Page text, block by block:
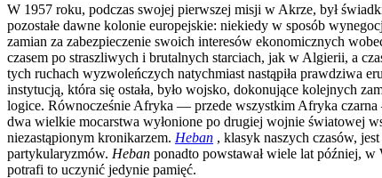
W 1957 roku, podczas swojej pierwszej misji w Akrze, był
pozostałe dawne kolonie europejskie: niekiedy w sposób
zamian za zabezpieczenie swoich interesów ekonomicznych
czasem po straszliwych i brutalnych starciach, jak w Algierii, a
tych ruchach wyzwoleńczych natychmiast nastąpiła prawdziwa
instytucją, która się ostała, było wojsko, dokonujące kolejnych
logice. Równocześnie Afryka — przede wszystkim Afryka
dwa wielkie mocarstwa wyłonione po drugiej wojnie światowej
niezastąpionym kronikarzem. Heban , klasyk naszych czasów,
partykularyzmów. Heban ponadto powstawał wiele lat później,
potrafi to uczynić jedynie pamięć.